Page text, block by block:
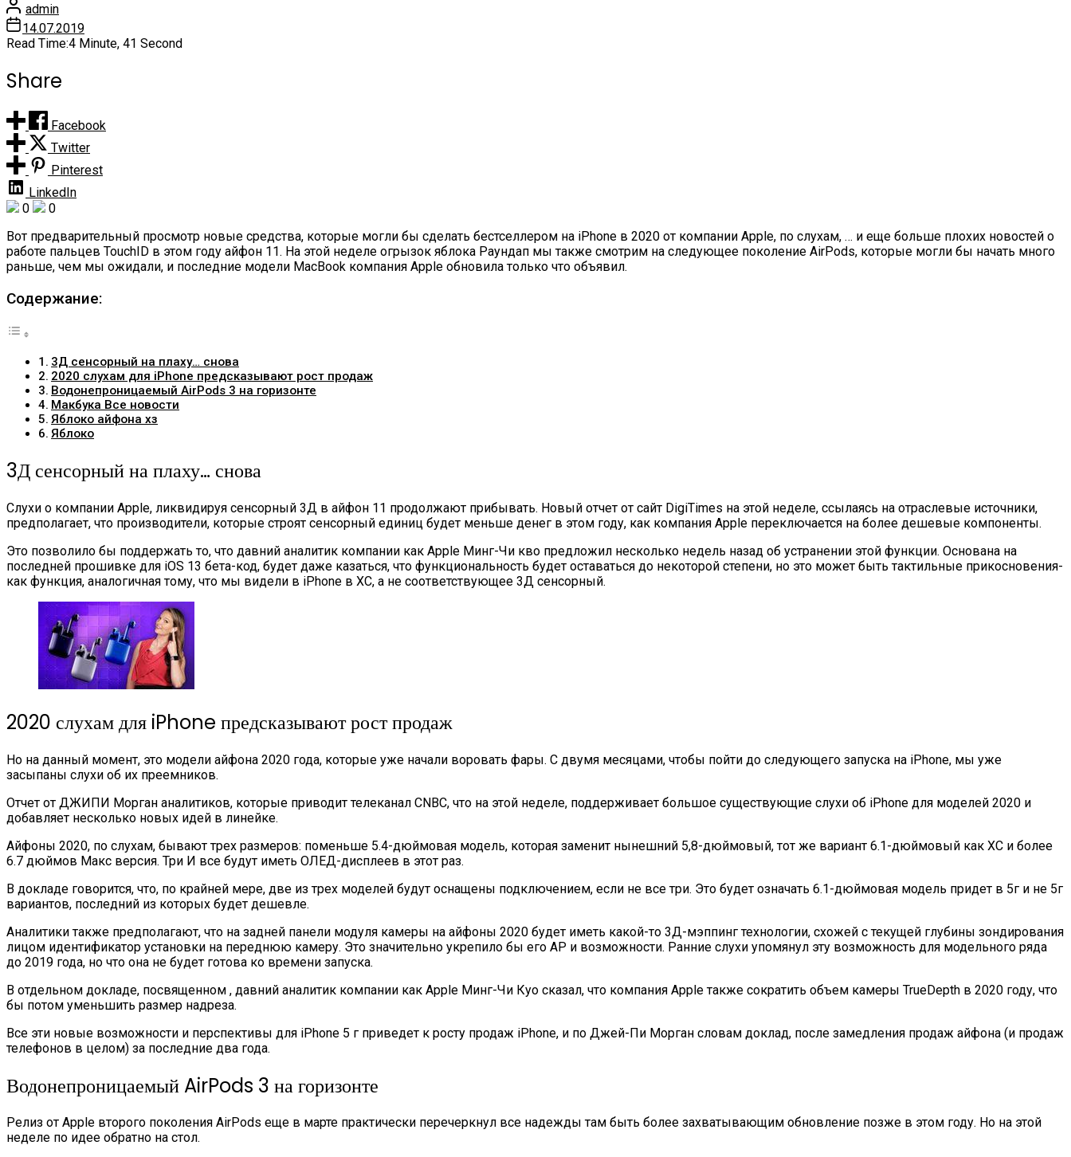
admin
14.07.2019
Read Time:4 Minute, 41 Second
Share
Facebook
Twitter
Pinterest
LinkedIn
0
0
Вот предварительный просмотр новые средства, которые могли бы сделать бестселлером на iPhone в 2020 от компании Apple, по слухам, … и еще больше плохих новостей о
работе пальцев TouchID в этом году айфон 11. На этой неделе огрызок яблока Раундап мы также смотрим на следующее поколение AirPods, которые могли бы начать много
раньше, чем мы ожидали, и последние модели MacBook компания Apple обновила только что объявил.
Содержание:
3Д сенсорный на плаху… снова
2020 слухам для iPhone предсказывают рост продаж
Водонепроницаемый AirPods 3 на горизонте
Макбука Все новости
Яблоко айфона хз
Яблоко
3Д сенсорный на плаху… снова
Слухи о компании Apple, ликвидируя сенсорный 3Д в айфон 11 продолжают прибывать. Новый отчет от сайт DigiTimes на этой неделе, ссылаясь на отраслевые источники,
предполагает, что производители, которые строят сенсорный единиц будет меньше денег в этом году, как компания Apple переключается на более дешевые компоненты.
Это позволило бы поддержать то, что давний аналитик компании как Apple Минг-Чи кво предложил несколько недель назад об устранении этой функции. Основана на
последней прошивке для iOS 13 бета-код, будет даже казаться, что функциональность будет оставаться до некоторой степени, но это может быть тактильные прикосновения-
как функция, аналогичная тому, что мы видели в iPhone в ХС, а не соответствующее 3Д сенсорный.
2020 слухам для iPhone предсказывают рост продаж
Но на данный момент, это модели айфона 2020 года, которые уже начали воровать фары. С двумя месяцами, чтобы пойти до следующего запуска на iPhone, мы уже
засыпаны слухи об их преемников.
Отчет от ДЖИПИ Морган аналитиков, которые приводит телеканал CNBC, что на этой неделе, поддерживает большое существующие слухи об iPhone для моделей 2020 и
добавляет несколько новых идей в линейке.
Айфоны 2020, по слухам, бывают трех размеров: поменьше 5.4-дюймовая модель, которая заменит нынешний 5,8-дюймовый, тот же вариант 6.1-дюймовый как ХС и более
6.7 дюймов Макс версия. Три И все будут иметь ОЛЕД-дисплеев в этот раз.
В докладе говорится, что, по крайней мере, две из трех моделей будут оснащены подключением, если не все три. Это будет означать 6.1-дюймовая модель придет в 5г и не 5г
вариантов, последний из которых будет дешевле.
Аналитики также предполагают, что на задней панели модуля камеры на айфоны 2020 будет иметь какой-то 3Д-мэппинг технологии, схожей с текущей глубины зондирования
лицом идентификатор установки на переднюю камеру. Это значительно укрепило бы его АР и возможности. Ранние слухи упомянул эту возможность для модельного ряда
до 2019 года, но что она не будет готова ко времени запуска.
В отдельном докладе, посвященном , давний аналитик компании как Apple Минг-Чи Куо сказал, что компания Apple также сократить объем камеры TrueDepth в 2020 году, что
бы потом уменьшить размер надреза.
Все эти новые возможности и перспективы для iPhone 5 г приведет к росту продаж iPhone, и по Джей-Пи Морган словам доклад, после замедления продаж айфона (и продаж
телефонов в целом) за последние два года.
Водонепроницаемый AirPods 3 на горизонте
Релиз от Apple второго поколения AirPods еще в марте практически перечеркнул все надежды там быть более захватывающим обновление позже в этом году. Но на этой
неделе по идее обратно на стол.